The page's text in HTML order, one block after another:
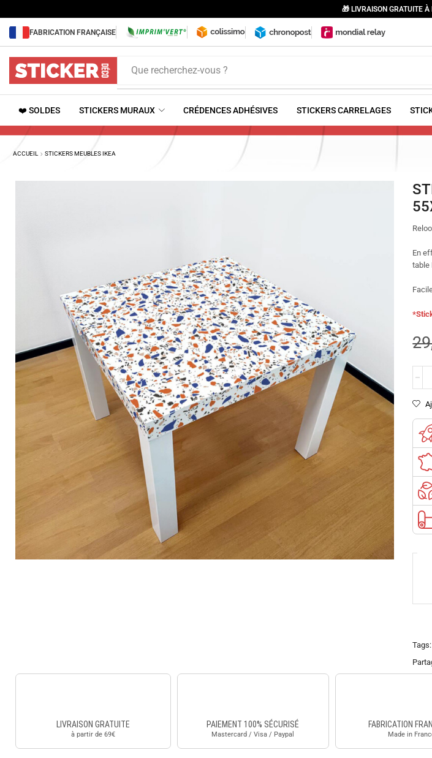
🎁 LIVRAISON GRATUITE
FABRICATION FRANÇAISE
Que recherchez-vous ?
❤️ SOLDES STICKERS MURAUX CRÉDENCES ADHÉSIVES STICKERS CARRELAGES
ACCUEIL STICKERS MEUBLES IKEA
En
table
Tags:
LIVRAISON GRATUITE
à partir de 69€
PAIEMENT 100% SÉCURISÉ
Mastercard / Visa / Paypal
FABRICATION
Made in